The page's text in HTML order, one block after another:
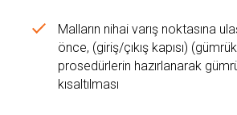
Malların nihai varış noktasına
önce, (giriş/çıkış kapısı)
prosedürlerin hazırlanarak
kısaltılması